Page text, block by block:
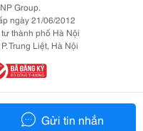
Gửi tin nhắn
Group.
ngày 21/06/2012
thành phố Hà Nội
Trung Liệt, Hà Nội